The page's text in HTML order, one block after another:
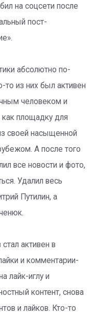
на соцсети после
пост-
абсолютно по-
то из них был активен
человеком и
как площадку для
своей насыщенной
А после того
все новости и фото,
Удалил весь
Путилин, а
активен в
и комментарии-
лайк-иглу и
контент, снова
и лайков. Кто-то